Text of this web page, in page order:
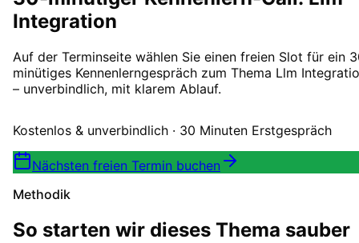
Integration
Auf der Terminseite wählen Sie einen freien Slot für ein
minütiges Kennenlerngespräch zum Thema Llm
– unverbindlich, mit klarem Ablauf.
Kostenlos & unverbindlich · 30 Minuten Erstgespräch
Nächsten freien Termin buchen
Methodik
So starten wir dieses Thema sauber